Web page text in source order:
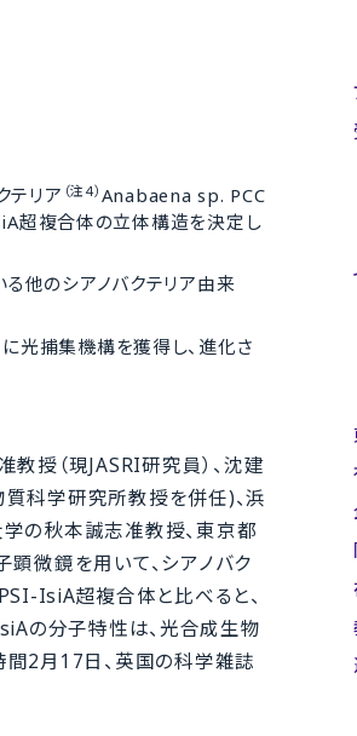
テリア （注４） Anabaena sp. PCC
超複合体の立体構造を決定し
他のシアノバクテリア由来
光捕集機構を獲得し、進化さ
授（現JASRI研究員）、沈建
科学研究所教授を併任)、浜
の秋本誠志准教授、東京都
微鏡を用いて、シアノバク
IsiA超複合体と比べると、
の分子特性は、光合成生物
2月17日、英国の科学雑誌